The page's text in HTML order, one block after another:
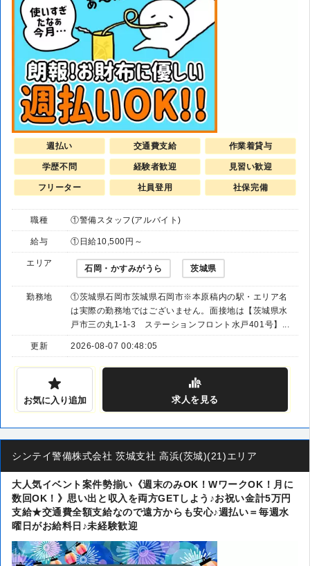
週払い 交通費支給 作業着貸与
学歴不問 経験者歓迎 見習い歓迎
フリーター 社員登用 社保完備
職種 ①警備スタッフ(アルバイト)
給与 ①日給10,500円～
エリア
石岡・かすみがうら 茨城県
勤務地
①茨城県石岡市茨城県石岡市※本原稿内の駅・エリア名
は実際の勤務地ではございません。面接地は【茨城県水
戸市三の丸1-1-3 ステーションフロント水戸401号】...
更新 2026-08-07 00:48:05
お気に入り追加 求人を見る
シンテイ警備株式会社 茨城支社 高浜(茨城)(21)エリア
大人気イベント案件勢揃い《週末のみOK！WワークOK！月に
数回OK！》思い出と収入を両方GETしよう♪お祝い金計5万円
支給★交通費全額支給なので遠方からも安心♪週払い＝毎週水
曜日がお給料日♪未経験歓迎